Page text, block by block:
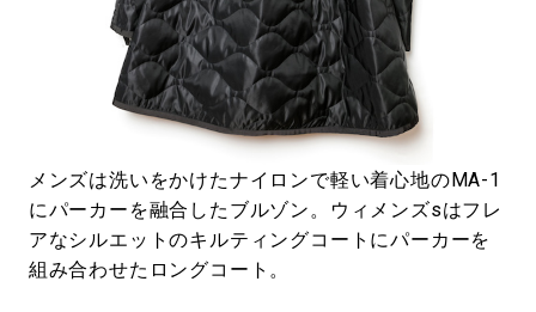
メンズは洗いをかけたナイロンで軽い着心地のMA-1
にパーカーを融合したブルゾン。ウィメンズsはフレ
アなシルエットのキルティングコートにパーカーを
組み合わせたロングコート。